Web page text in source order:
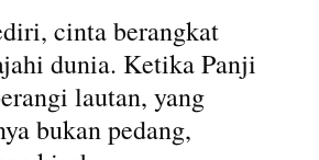
cinta berangkat
dunia. Ketika Panji
lautan, yang
bukan pedang,